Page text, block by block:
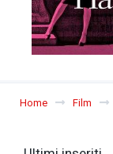
Home Film